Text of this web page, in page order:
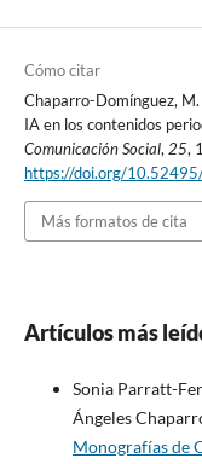
Cómo citar
Chaparro-Domínguez,
IA en los contenidos
Comunicación Social, 25,
https://doi.org/
Más formatos de cita
Artículos más
Sonia Parratt-
Ángeles
Monografías de